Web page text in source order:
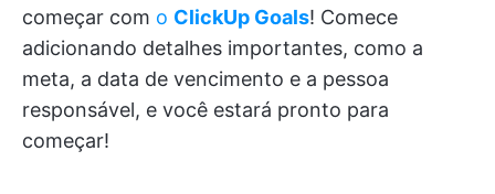
começar com o ClickUp Goals! Comece
adicionando detalhes importantes, como a
meta, a data de vencimento e a pessoa
responsável, e você estará pronto para
começar!